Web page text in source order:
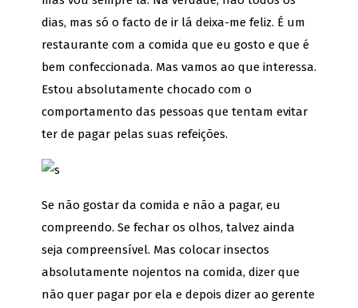
dias, mas só o facto de ir lá deixa-me feliz. É um
restaurante com a comida que eu gosto e que é
bem confeccionada. Mas vamos ao que interessa.
Estou absolutamente chocado com o
comportamento das pessoas que tentam evitar
ter de pagar pelas suas refeições.
Se não gostar da comida e não a pagar, eu
compreendo. Se fechar os olhos, talvez ainda
seja compreensível. Mas colocar insectos
absolutamente nojentos na comida, dizer que
não quer pagar por ela e depois dizer ao gerente